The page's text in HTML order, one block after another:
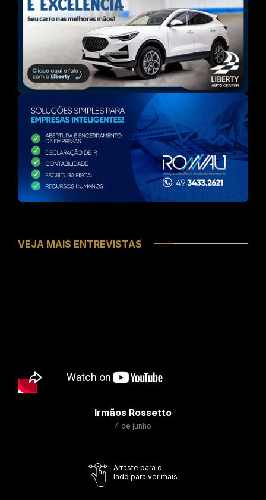
VEJA MAIS ENTREVISTAS
Irmãos Rossetto
4 de junho
Arraste para o
lado para ver mais